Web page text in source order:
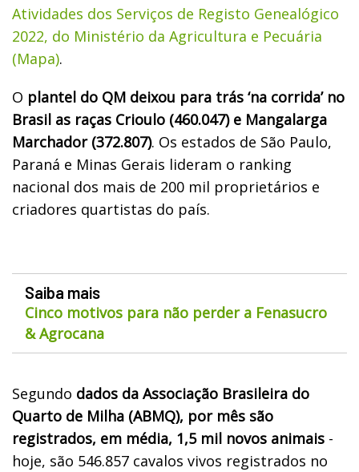
Atividades dos Serviços de Registo Genealógico
2022, do Ministério da Agricultura e Pecuária
(Mapa).
O plantel do QM deixou para trás ‘na corrida’ no
Brasil as raças Crioulo (460.047) e Mangalarga
Marchador (372.807). Os estados de São Paulo,
Paraná e Minas Gerais lideram o ranking
nacional dos mais de 200 mil proprietários e
criadores quartistas do país.
Saiba mais
Cinco motivos para não perder a Fenasucro
& Agrocana
Segundo dados da Associação Brasileira do
Quarto de Milha (ABMQ), por mês são
registrados, em média, 1,5 mil novos animais -
hoje, são 546.857 cavalos vivos registrados no